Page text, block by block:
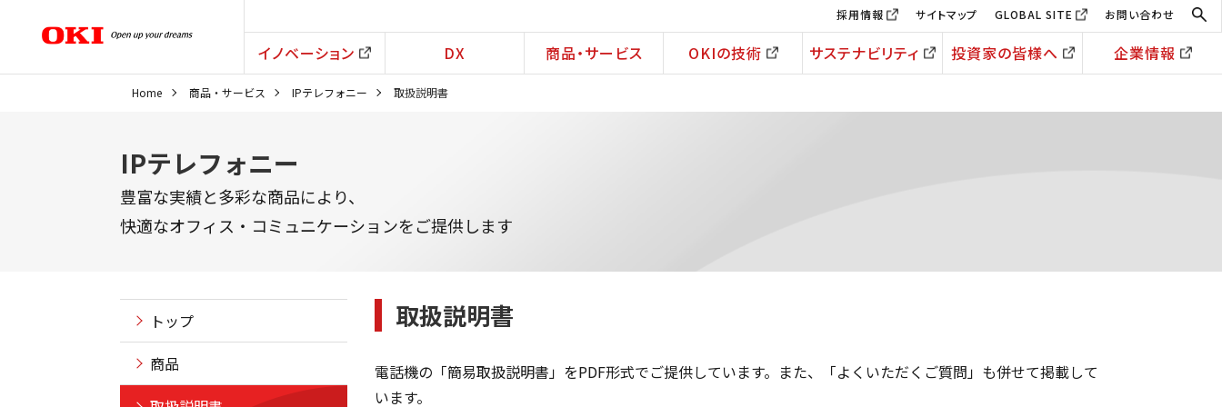
採用情報 サイトマップ GLOBAL SITE お問い合わせ
イノベーション DX 商品・サービス OKIの技術 サステナビリティ 投資家の皆様へ 企業情報
Home 商品・サービス IPテレフォニー 取扱説明書
IPテレフォニー
豊富な実績と多彩な商品により、
快適なオフィス・コミュニケーションをご提供します
取扱説明書
電話機の「簡易取扱説明書」をPDF形式でご提供しています。また、「よくいただくご質問」も併せて掲載して
います。
トップ
商品